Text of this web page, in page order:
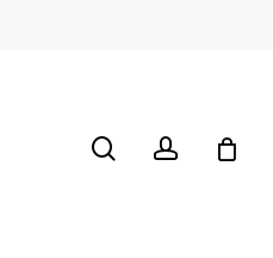
searchaccount